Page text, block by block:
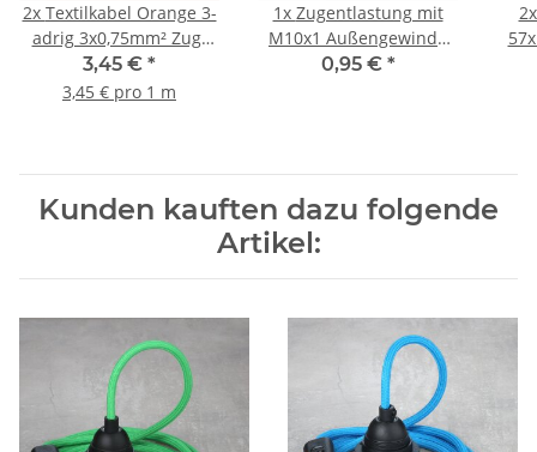
2x Textilkabel Orange 3-
adrig 3x0,75mm² Zug-
Pendelleitung S03RT-F
3G0,75
3,45 € *
3,45 € pro 1 m
1x Zugentlastung mit
M10x1 Außengewinde
für Kabel 13x19mm
0,95 € *
Kunden kauften dazu folgende
Artikel: